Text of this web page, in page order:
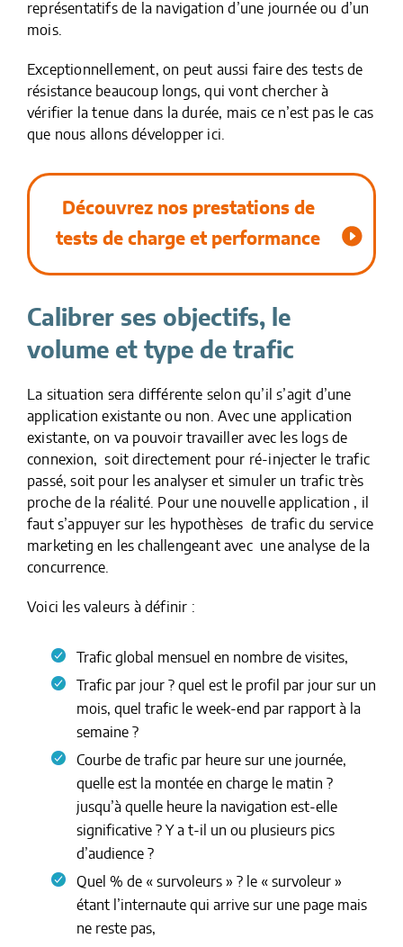
représentatifs de la navigation d’une journée ou d’un
mois.
Exceptionnellement, on peut aussi faire des tests de
résistance beaucoup longs, qui vont chercher à
vérifier la tenue dans la durée, mais ce n’est pas le cas
que nous allons développer ici.
Découvrez nos prestations de
tests de charge et performance
Calibrer ses objectifs, le
volume et type de trafic
La situation sera différente selon qu’il s’agit d’une
application existante ou non. Avec une application
existante, on va pouvoir travailler avec les logs de
connexion, soit directement pour ré-injecter le trafic
passé, soit pour les analyser et simuler un trafic très
proche de la réalité. Pour une nouvelle application , il
faut s’appuyer sur les hypothèses de trafic du service
marketing en les challengeant avec une analyse de la
concurrence.
Voici les valeurs à définir :
Trafic global mensuel en nombre de visites,
Trafic par jour ? quel est le profil par jour sur un
mois, quel trafic le week-end par rapport à la
semaine ?
Courbe de trafic par heure sur une journée,
quelle est la montée en charge le matin ?
jusqu’à quelle heure la navigation est-elle
significative ? Y a t-il un ou plusieurs pics
d’audience ?
Quel % de « survoleurs » ? le « survoleur »
étant l’internaute qui arrive sur une page mais
ne reste pas,